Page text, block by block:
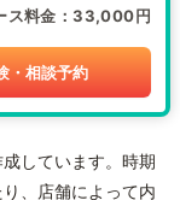
ス料金 33,000円
・相談予約
しています。時期
、店舗によって内